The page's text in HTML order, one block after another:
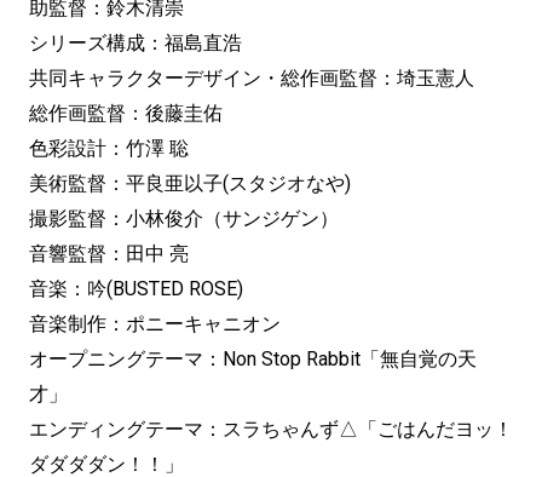
助監督：鈴木清崇
シリーズ構成：福島直浩
共同キャラクターデザイン・総作画監督：埼玉憲人
総作画監督：後藤圭佑
色彩設計：竹澤 聡
美術監督：平良亜以子(スタジオなや)
撮影監督：小林俊介（サンジゲン）
音響監督：田中 亮
音楽：吟(BUSTED ROSE)
音楽制作：ポニーキャニオン
オープニングテーマ：Non Stop Rabbit「無自覚の天
才」
エンディングテーマ：スラちゃんず△「ごはんだヨッ！
ダダダダン！！」